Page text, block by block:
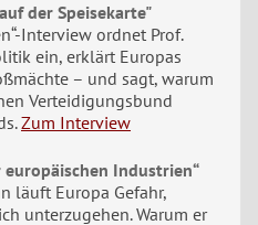
der Speisekarte"
Interview ordnet Prof.
ein, erklärt Europas
– und sagt, warum
Verteidigungsbund
Zum Interview
Industrien“
läuft Europa Gefahr,
unterzugehen. Warum er